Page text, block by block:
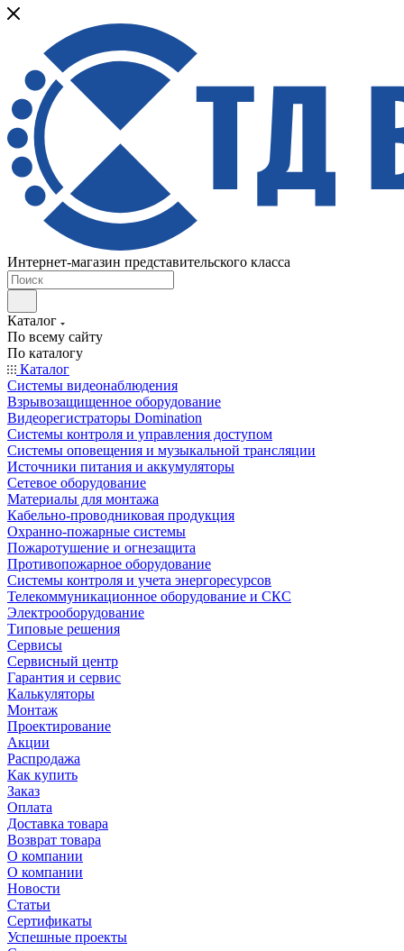
Интернет-магазин представительского класса
Каталог
По всему сайту
По каталогу
Каталог
Системы видеонаблюдения
Взрывозащищенное оборудование
Видеорегистраторы Domination
Системы контроля и управления доступом
Системы оповещения и музыкальной трансляции
Источники питания и аккумуляторы
Сетевое оборудование
Материалы для монтажа
Кабельно-проводниковая продукция
Охранно-пожарные системы
Пожаротушение и огнезащита
Противопожарное оборудование
Системы контроля и учета энергоресурсов
Телекоммуникационное оборудование и СКС
Электрооборудование
Типовые решения
Сервисы
Сервисный центр
Гарантия и сервис
Калькуляторы
Монтаж
Проектирование
Акции
Распродажа
Как купить
Заказ
Оплата
Доставка товара
Возврат товара
О компании
О компании
Новости
Статьи
Сертификаты
Успешные проекты